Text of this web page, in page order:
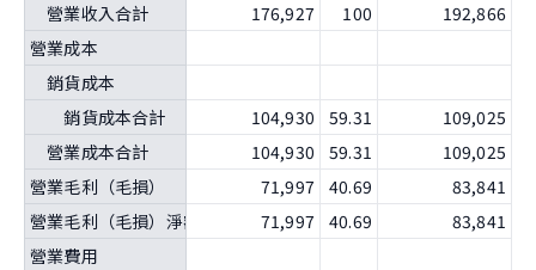
營業收入合計
營業成本
銷貨成本
銷貨成本合計
營業成本合計
營業毛利（毛損）
營業毛利（毛損）淨額
營業費用
176,927
100 192,866
104,930 59.31 109,025
104,930
59.31 109,025
71,997
40.69 83,841
71,997
40.69 83,841